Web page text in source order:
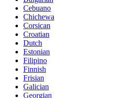
Cebuano
Chichewa
Corsican
Croatian
Dutch
Estonian
Filipino
Finnish
Frisian
Galician
Georgian